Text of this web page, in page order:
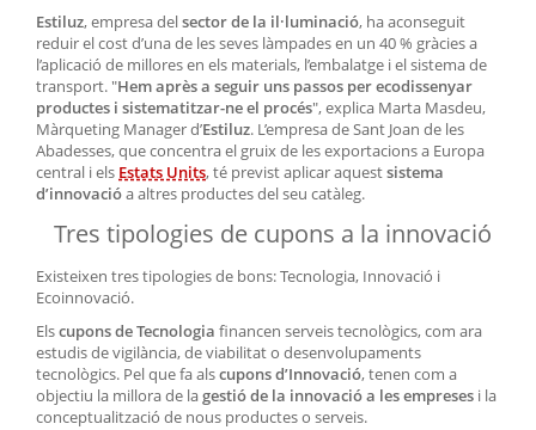
Estiluz, empresa delsector de la il·luminació, ha aconseguit
reduir el cost d’una de les seves làmpades en un 40 % gràcies a
l’aplicació de millores en els materials, l’embalatge i el sistema de
transport. "Hem après a seguir uns passos per ecodissenyar
productes i sistematitzar-ne el procés", explica Marta Masdeu,
Màrqueting Managerd’Estiluz. L’empresa de Sant Joan de les
Abadesses, que concentra el gruix de les exportacions a Europa
central i els Estats Units, té previst aplicar aquestsistema
d’innovacióa altres productes del seu catàleg.
Tres tipologies de cupons a la innovació
Existeixen tres tipologies de bons: Tecnologia, Innovació i
Ecoinnovació.
Elscupons de Tecnologia financen serveis tecnològics, com ara
estudis de vigilància, de viabilitat o desenvolupaments
tecnològics. Pel que fa alscupons d’Innovació, tenen com a
objectiu la millora de lagestió de la innovació a les empreses i la
conceptualització de nous productes o serveis.